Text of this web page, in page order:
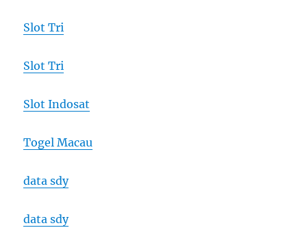
Slot Tri
Slot Tri
Slot Indosat
Togel Macau
data sdy
data sdy